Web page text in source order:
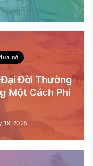
nở
Đời Thường
Một Cách Phi
19, 2025